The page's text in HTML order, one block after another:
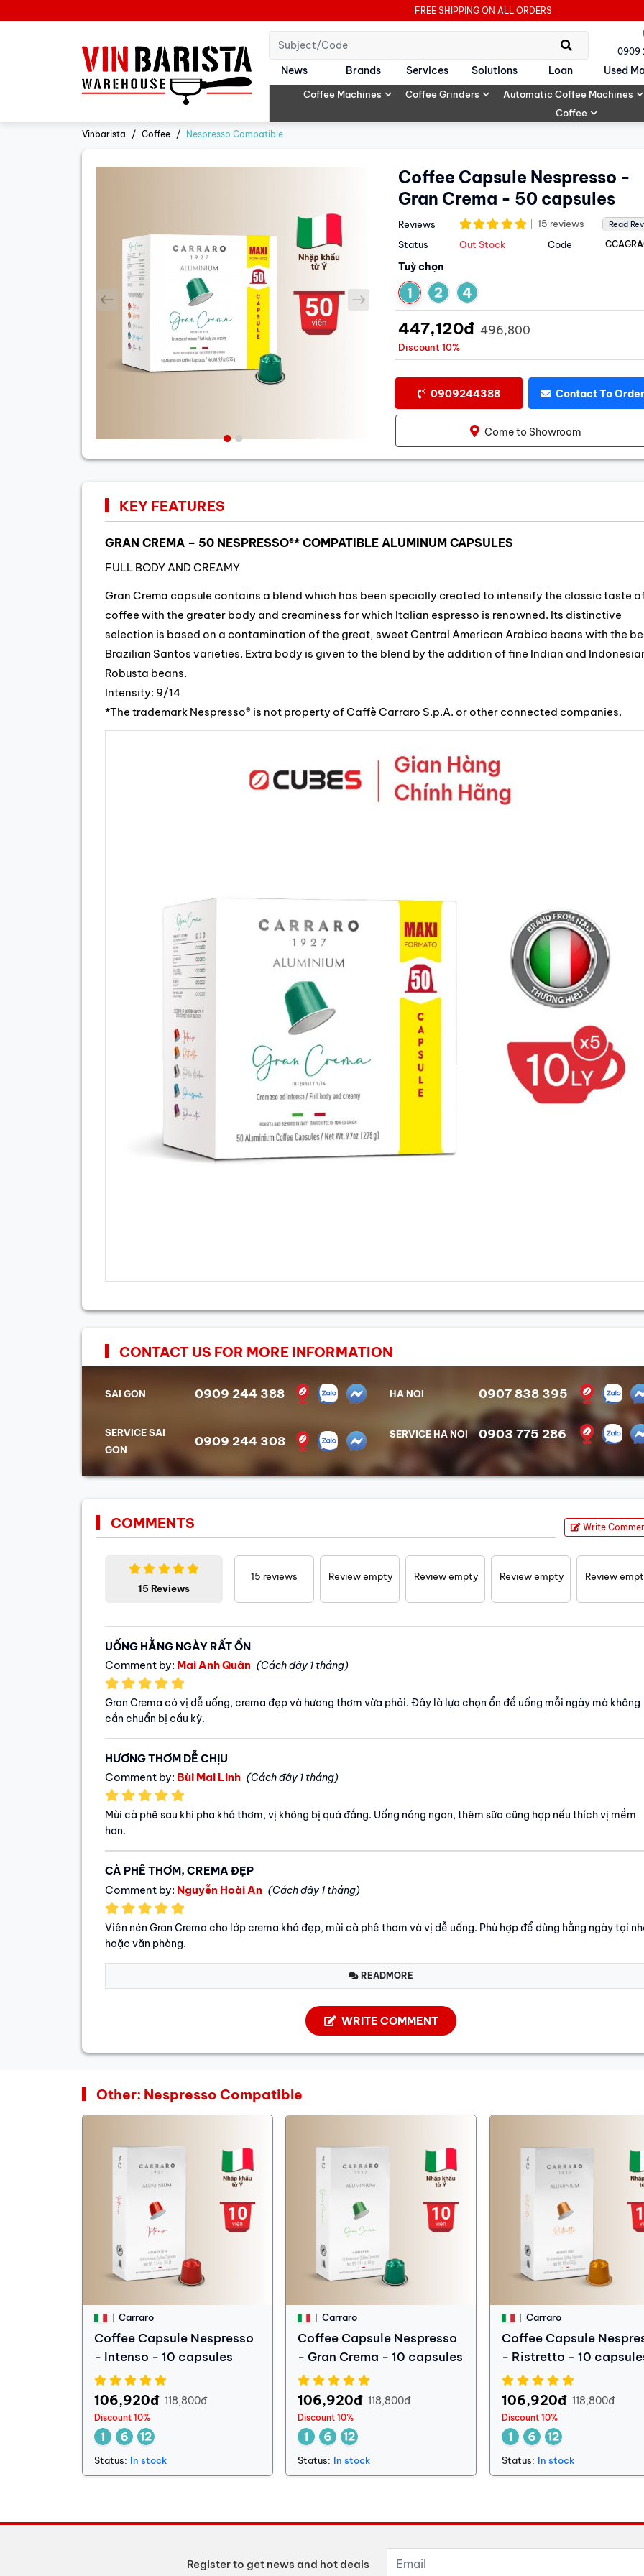
FREE SHIPPING ON ALL ORDERS
0909
News Brands Services Solutions Loan Used
Coffee Machines Coffee Grinders
Automatic Coffee Machines
Coffee
Vinbarista Coffee Nespresso Compatible
prev next
Coffee Capsule Nespresso -
Gran Crema - 50 capsules
Reviews 15 reviews Read
Status Out Stock Code
Tuỳ chọn
447,120đ 496,800
Discount 10%
0909244388 Contact To Order
Come to Showroom
KEY FEATURES
GRAN CREMA – 50 NESPRESSO®* COMPATIBLE ALUMINUM CAPSULES
FULL BODY AND CREAMY
Gran Crema capsule contains a blend which has been specially created to intensify the classic taste
coffee with the greater body and creaminess for which Italian espresso is renowned. Its distinctive
selection is based on a contamination of the great, sweet Central American Arabica beans with the
Brazilian Santos varieties. Extra body is given to the blend by the addition of fine Indian and
Robusta beans.
Intensity: 9/14
*The trademark Nespresso® is not property of Caffè Carraro S.p.A. or other connected companies.
CONTACT US FOR MORE INFORMATION
SAI GON 0909 244 388
SERVICE SAI
GON
0909 244 308
HA NOI 0907 838 395
SERVICE HA NOI 0903 775 286
COMMENTS Write
15 Reviews
15 reviews Review empty Review empty Review empty Review
UỐNG HẰNG NGÀY RẤT ỔN
Comment by: Mai Anh Quân (Cách đây 1 tháng)
Gran Crema có vị dễ uống, crema đẹp và hương thơm vừa phải. Đây là lựa chọn ổn để uống mỗi ngày mà không
cần chuẩn bị cầu kỳ.
HƯƠNG THƠM DỄ CHỊU
Comment by: Bùi Mai Linh (Cách đây 1 tháng)
Mùi cà phê sau khi pha khá thơm, vị không bị quá đắng. Uống nóng ngon, thêm sữa cũng hợp nếu thích vị mềm
hơn.
CÀ PHÊ THƠM, CREMA ĐẸP
Comment by: Nguyễn Hoài An (Cách đây 1 tháng)
Viên nén Gran Crema cho lớp crema khá đẹp, mùi cà phê thơm và vị dễ uống. Phù hợp để dùng hằng ngày tại
hoặc văn phòng.
READMORE
WRITE COMMENT
Other: Nespresso Compatible
Carraro
Coffee Capsule Nespresso
- Intenso - 10 capsules
106,920đ 118,800đ
Discount 10%
Status: In stock
Carraro
Coffee Capsule Nespresso
- Gran Crema - 10 capsules
106,920đ 118,800đ
Discount 10%
Status: In stock
Carraro
Coffee Capsule
- Ristretto - 10
106,920đ 118,800đ
Discount 10%
Status: In stock
Register to get news and hot deals